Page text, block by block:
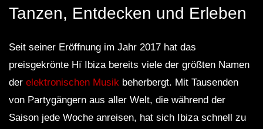
Tanzen, Entdecken und Erleben
Seit seiner Eröffnung im Jahr 2017 hat das
preisgekrönte Hï Ibiza bereits viele der größten Namen
der elektronischen Musik beherbergt. Mit Tausenden
von Partygängern aus aller Welt, die während der
Saison jede Woche anreisen, hat sich Ibiza schnell zu